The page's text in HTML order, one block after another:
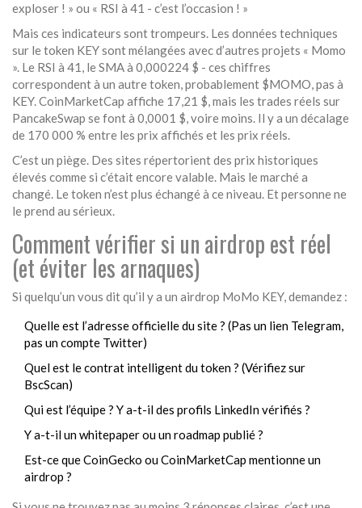
exploser ! » ou « RSI à 41 - c’est l’occasion ! »
Mais ces indicateurs sont trompeurs. Les données techniques
sur le token KEY sont mélangées avec d’autres projets « Momo
». Le RSI à 41, le SMA à 0,000224 $ - ces chiffres
correspondent à un autre token, probablement $MOMO, pas à
KEY. CoinMarketCap affiche 17,21 $, mais les trades réels sur
PancakeSwap se font à 0,0001 $, voire moins. Il y a un décalage
de 170 000 % entre les prix affichés et les prix réels.
C’est un piège. Des sites répertorient des prix historiques
élevés comme si c’était encore valable. Mais le marché a
changé. Le token n’est plus échangé à ce niveau. Et personne ne
le prend au sérieux.
Comment vérifier si un airdrop est réel
(et éviter les arnaques)
Si quelqu’un vous dit qu’il y a un airdrop MoMo KEY, demandez :
Quelle est l’adresse officielle du site ? (Pas un lien Telegram,
pas un compte Twitter)
Quel est le contrat intelligent du token ? (Vérifiez sur
BscScan)
Qui est l’équipe ? Y a-t-il des profils LinkedIn vérifiés ?
Y a-t-il un whitepaper ou un roadmap publié ?
Est-ce que CoinGecko ou CoinMarketCap mentionne un
airdrop ?